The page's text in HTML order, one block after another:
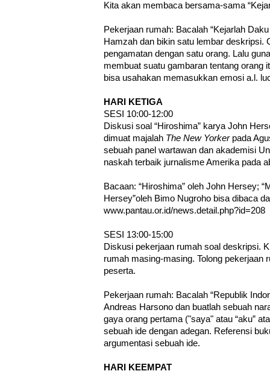
Kita akan membaca bersama-sama
Pekerjaan rumah: Bacalah “Kejarlah
Hamzah dan bikin satu lembar deskripsi.
pengamatan dengan satu orang. Lalu
membuat suatu gambaran tentang orang
bisa usahakan memasukkan emosi a.l.
HARI KETIGA
SESI 10:00-12:00
Diskusi soal “Hiroshima” karya John
dimuat majalah The New Yorkerpada
sebuah panel wartawan dan akademisi
naskah terbaik jurnalisme Amerika pada
Bacaan: “Hiroshima” oleh John Hersey;
Hersey” oleh Bimo Nugroho bisa dibaca
www.pantau.or.id/news.detail.php?id=208
SESI 13:00-15:00
Diskusi pekerjaan rumah soal deskripsi.
rumah masing-masing. Tolong pekerjaan
peserta.
Pekerjaan rumah: Bacalah “Republik
Andreas Harsono dan buatlah sebuah
gaya orang pertama ("saya" atau “aku”
sebuah ide dengan adegan. Referensi
argumentasi sebuah ide.
HARI KEEMPAT